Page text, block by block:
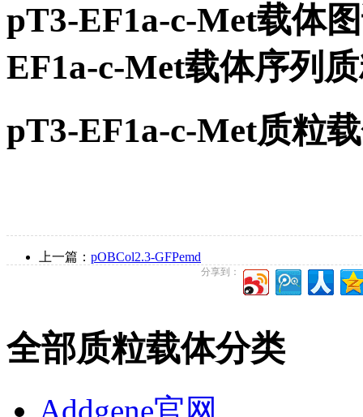
pT3-EF1a-c-Met载体
EF1a-c-Met载体序列
pT3-EF1a-c-Met质粒
上一篇： pOBCol2.3-GFPemd
分享到：
全部质粒载体分类
Addgene官网